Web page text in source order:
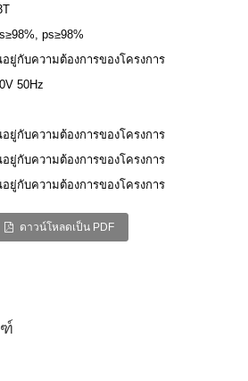
ps≥98%
ยู่กับความต้องการของโครงการ
50Hz
ยู่กับความต้องการของโครงการ
ยู่กับความต้องการของโครงการ
ยู่กับความต้องการของโครงการ
ดาวน์โหลดเป็น PDF